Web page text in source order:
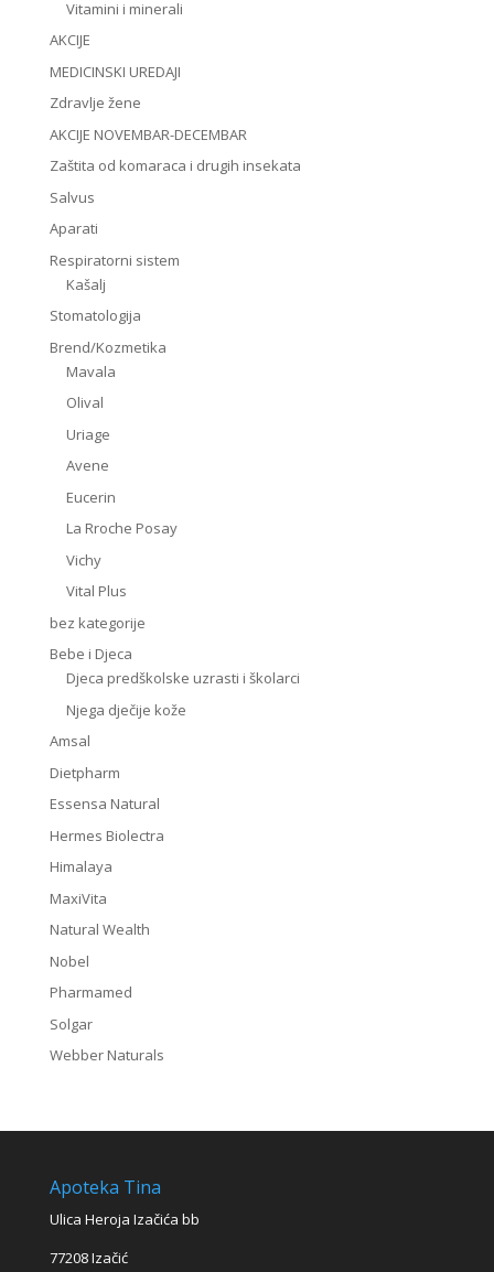
Vitamini i minerali
AKCIJE
MEDICINSKI UREDAJI
Zdravlje žene
AKCIJE NOVEMBAR-DECEMBAR
Zaštita od komaraca i drugih insekata
Salvus
Aparati
Respiratorni sistem
Kašalj
Stomatologija
Brend/Kozmetika
Mavala
Olival
Uriage
Avene
Eucerin
La Rroche Posay
Vichy
Vital Plus
bez kategorije
Bebe i Djeca
Djeca predškolske uzrasti i školarci
Njega dječije kože
Amsal
Dietpharm
Essensa Natural
Hermes Biolectra
Himalaya
MaxiVita
Natural Wealth
Nobel
Pharmamed
Solgar
Webber Naturals
Apoteka Tina
Ulica Heroja Izačića bb
77208 Izačić